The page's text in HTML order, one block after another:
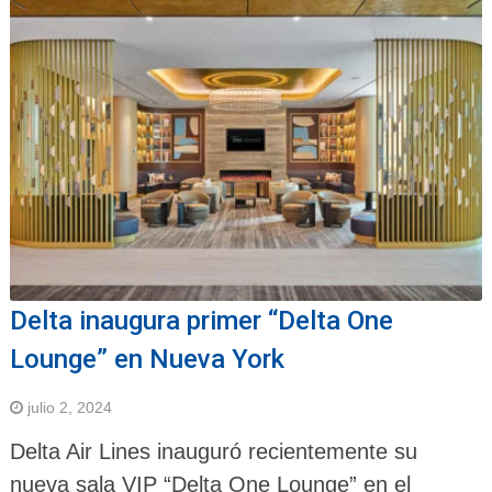
Delta inaugura primer “Delta One
Lounge” en Nueva York
julio 2, 2024
Delta Air Lines inauguró recientemente su
nueva sala VIP “Delta One Lounge” en el